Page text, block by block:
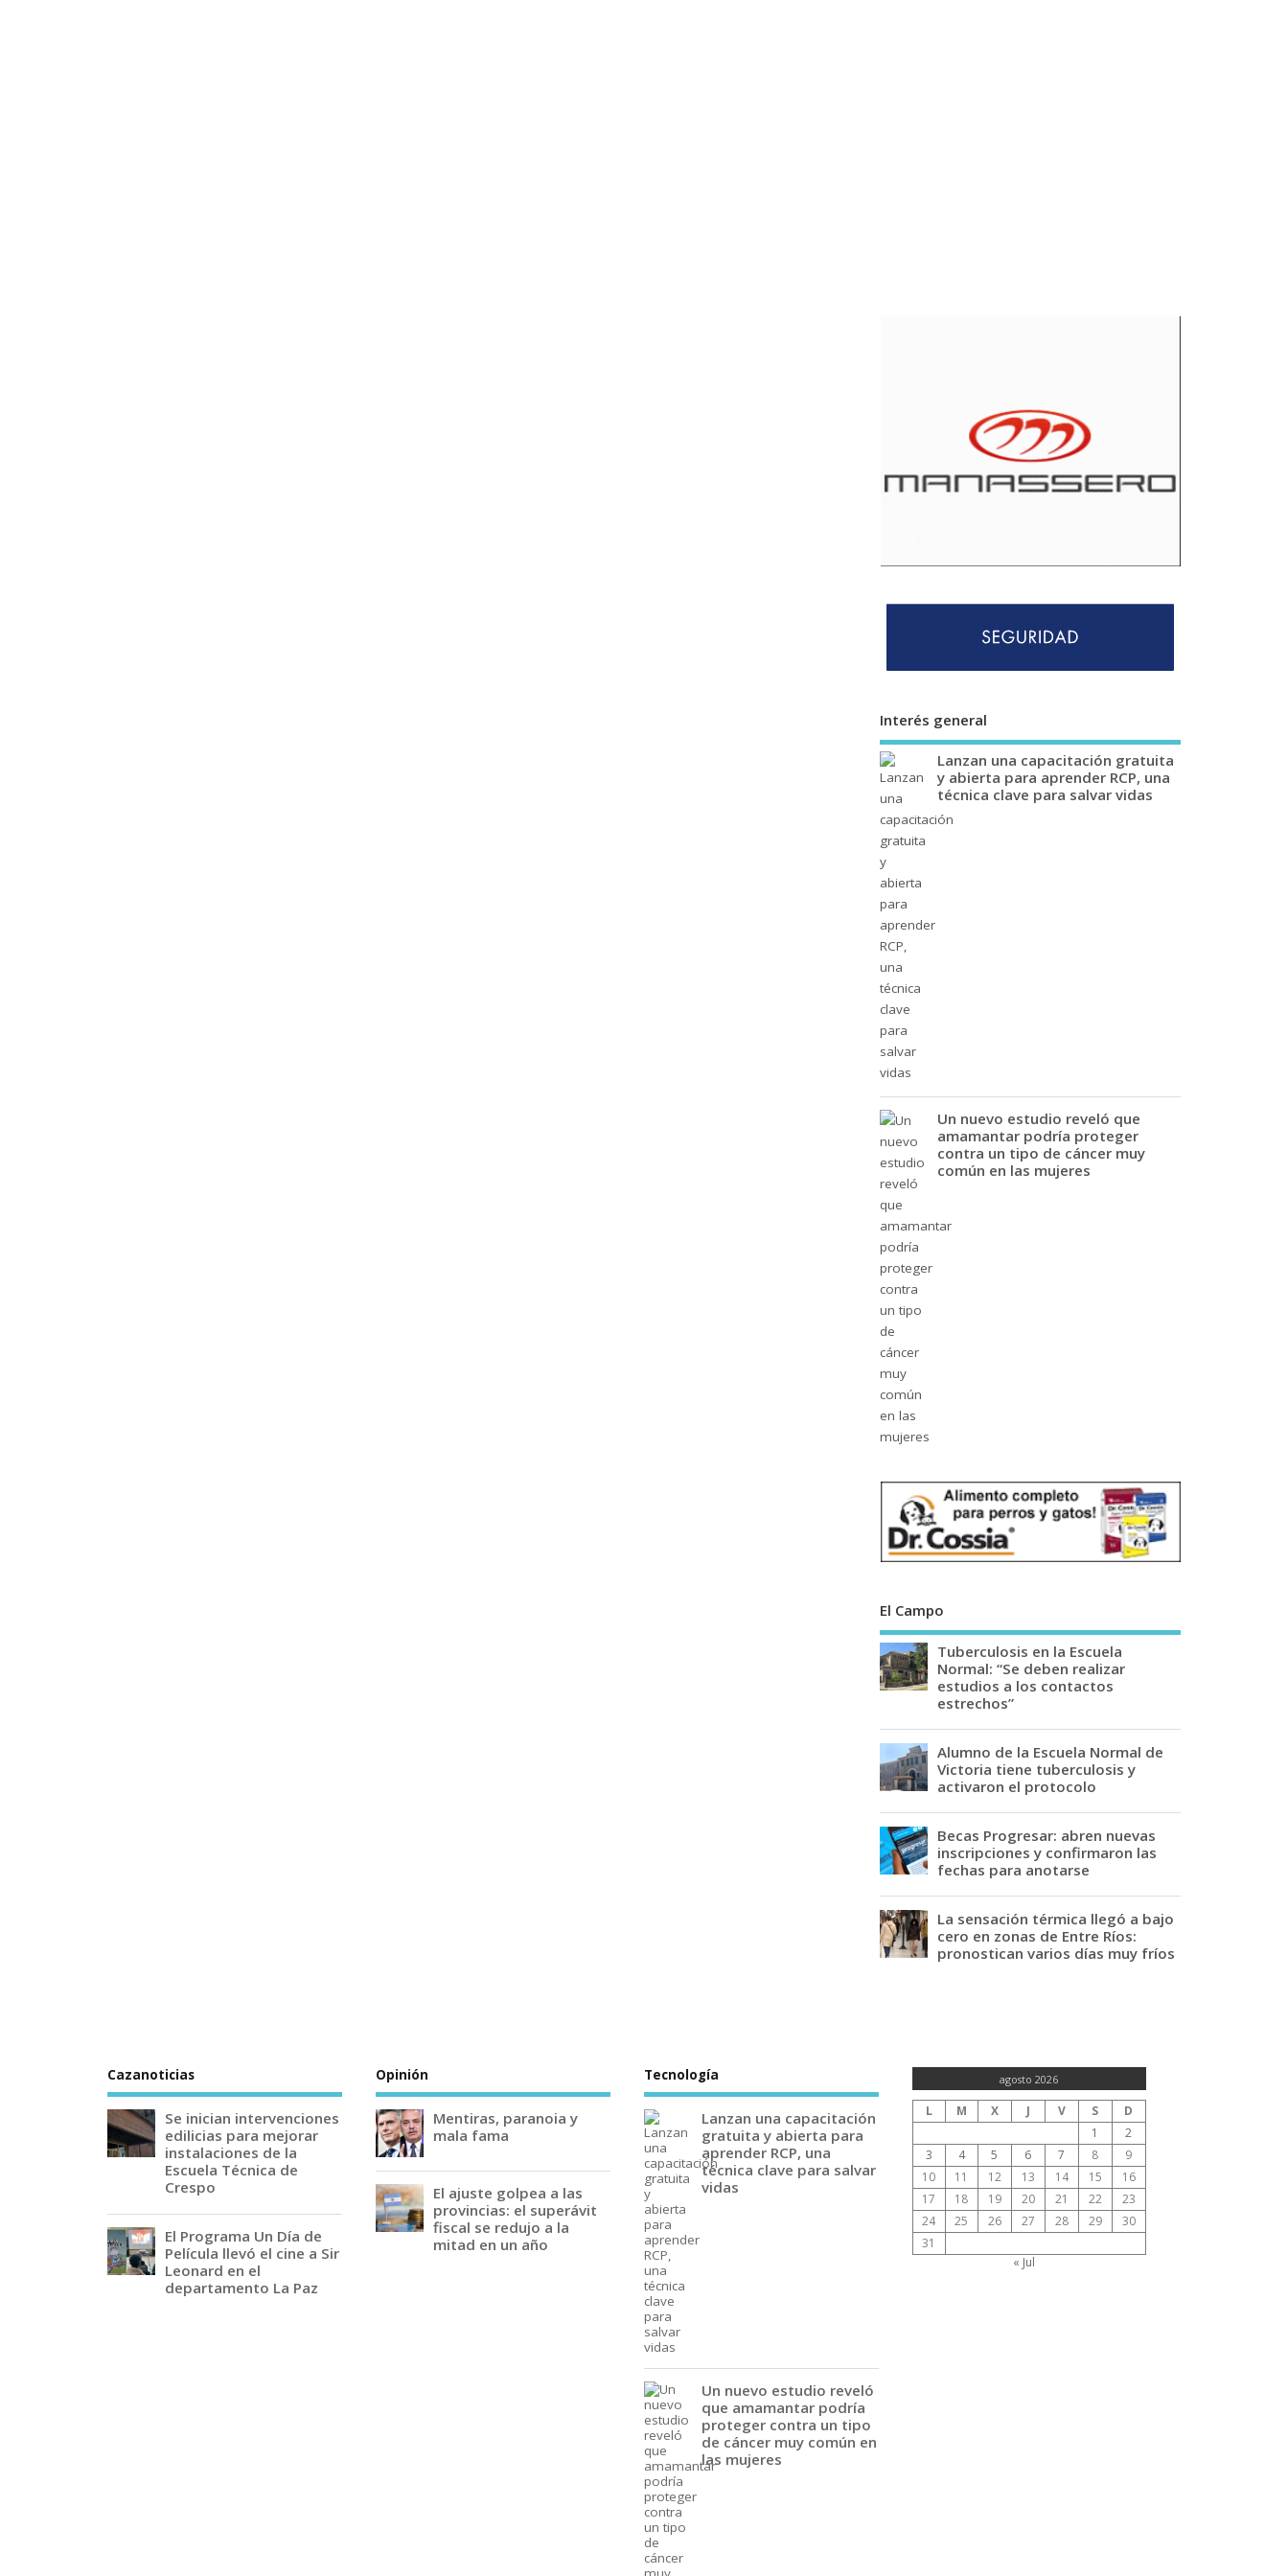
Interés general
Lanzan una capacitación gratuita
y abierta para aprender RCP, una
técnica clave para salvar vidas
Un nuevo estudio reveló que
amamantar podría proteger
contra un tipo de cáncer muy
común en las mujeres
El Campo
Tuberculosis en la Escuela
Normal: “Se deben realizar
estudios a los contactos
estrechos”
Alumno de la Escuela Normal de
Victoria tiene tuberculosis y
activaron el protocolo
Becas Progresar: abren nuevas
inscripciones y confirmaron las
fechas para anotarse
La sensación térmica llegó a bajo
cero en zonas de Entre Ríos:
pronostican varios días muy fríos
Cazanoticias
Se inician intervenciones
edilicias para mejorar
instalaciones de la
Escuela Técnica de
Crespo
El Programa Un Día de
Película llevó el cine a Sir
Leonard en el
departamento La Paz
Opinión
Mentiras, paranoia y
mala fama
El ajuste golpea a las
provincias: el superávit
fiscal se redujo a la
mitad en un año
Tecnología
Lanzan una capacitación
gratuita y abierta para
aprender RCP, una
técnica clave para salvar
vidas
Un nuevo estudio reveló
que amamantar podría
proteger contra un tipo
de cáncer muy común en
las mujeres
agosto 2026
L M X J V S
D
1
2
3
4 5 6 7 8
9
10
11 12 13 14 15
16
17
18 19 20 21 22
23
24
25 26 27 28 29
30
31
« Jul